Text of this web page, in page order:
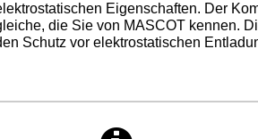
Eigenschaften. Der
die Sie von MASCOT kennen.
Schutz vor elektrostatischen